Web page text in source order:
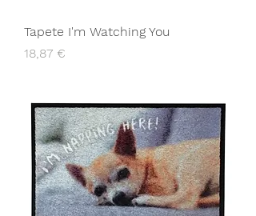
Tapete I'm Watching You
Preço
18,87 €